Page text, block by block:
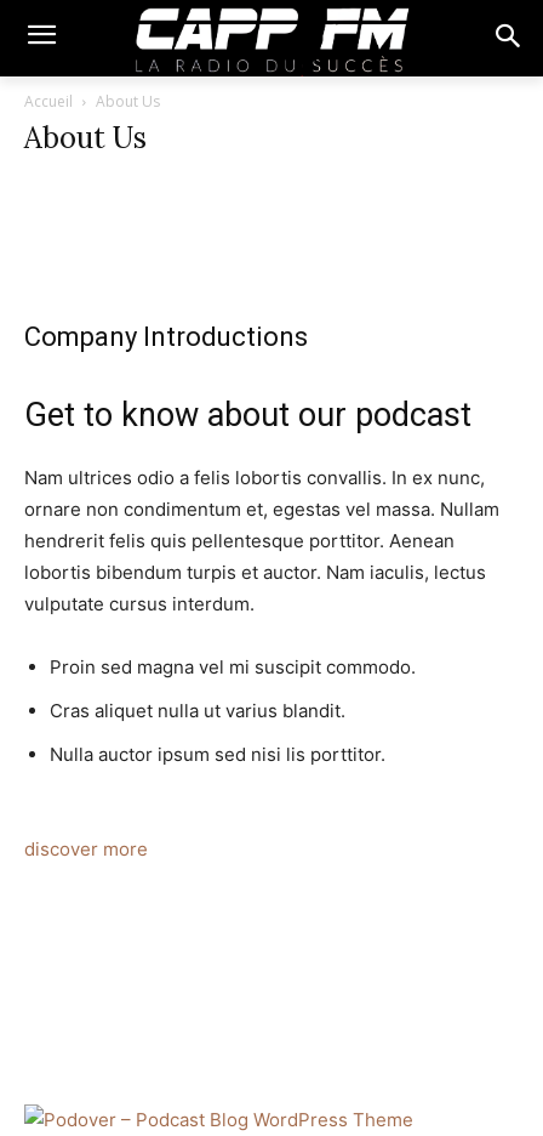
Accueil About Us
About Us
Company Introductions
Get to know about our podcast
Nam ultrices odio a felis lobortis convallis. In ex nunc,
ornare non condimentum et, egestas vel massa. Nullam
hendrerit felis quis pellentesque porttitor. Aenean
lobortis bibendum turpis et auctor. Nam iaculis, lectus
vulputate cursus interdum.
Proin sed magna vel mi suscipit commodo.
Cras aliquet nulla ut varius blandit.
Nulla auctor ipsum sed nisi lis porttitor.
discover more